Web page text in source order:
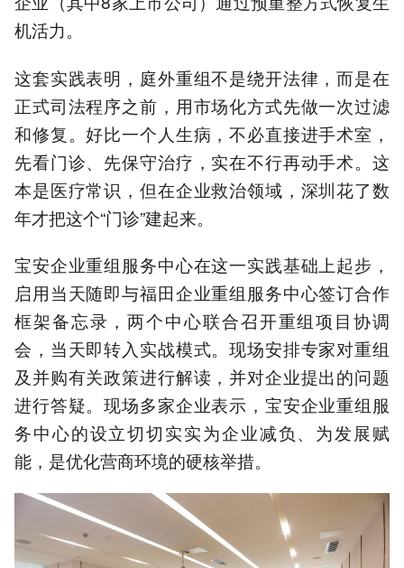
机活力。
这套实践表明，庭外重组不是绕开法律，而是在
正式司法程序之前，用市场化方式先做一次过滤
和修复。好比一个人生病，不必直接进手术室，
先看门诊、先保守治疗，实在不行再动手术。这
本是医疗常识，但在企业救治领域，深圳花了数
年才把这个“门诊”建起来。
宝安企业重组服务中心在这一实践基础上起步，
启用当天随即与福田企业重组服务中心签订合作
框架备忘录，两个中心联合召开重组项目协调
会，当天即转入实战模式。现场安排专家对重组
及并购有关政策进行解读，并对企业提出的问题
进行答疑。现场多家企业表示，宝安企业重组服
务中心的设立切切实实为企业减负、为发展赋
能，是优化营商环境的硬核举措。